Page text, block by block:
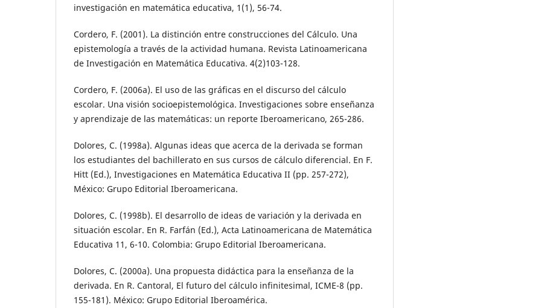
investigación en matemática educativa, 1(1), 56-74.
Cordero, F. (2001). La distinción entre construcciones del Cálculo. Una
epistemología a través de la actividad humana. Revista Latinoamericana
de Investigación en Matemática Educativa. 4(2)103-128.
Cordero, F. (2006a). El uso de las gráficas en el discurso del cálculo
escolar. Una visión socioepistemológica. Investigaciones sobre enseñanza
y aprendizaje de las matemáticas: un reporte Iberoamericano, 265-286.
Dolores, C. (1998a). Algunas ideas que acerca de la derivada se forman
los estudiantes del bachillerato en sus cursos de cálculo diferencial. En F.
Hitt (Ed.), Investigaciones en Matemática Educativa II (pp. 257-272),
México: Grupo Editorial Iberoamericana.
Dolores, C. (1998b). El desarrollo de ideas de variación y la derivada en
situación escolar. En R. Farfán (Ed.), Acta Latinoamericana de Matemática
Educativa 11, 6-10. Colombia: Grupo Editorial Iberoamericana.
Dolores, C. (2000a). Una propuesta didáctica para la enseñanza de la
derivada. En R. Cantoral, El futuro del cálculo infinitesimal, ICME-8 (pp.
155-181). México: Grupo Editorial Iberoamérica.